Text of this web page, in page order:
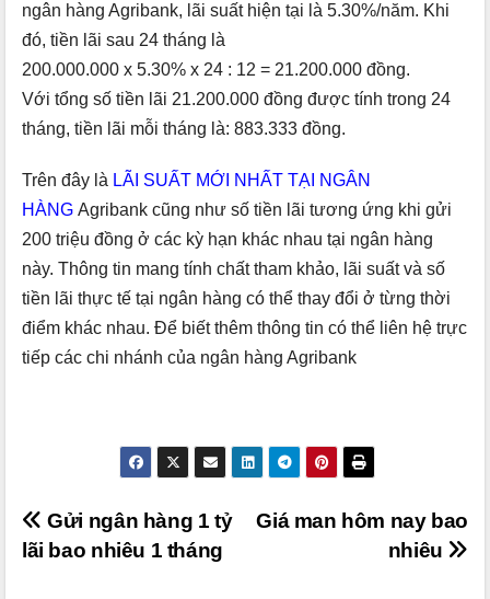
ngân hàng Agribank, lãi suất hiện tại là 5.30%/năm. Khi
đó, tiền lãi sau 24 tháng là
200.000.000 x 5.30% x 24 : 12 = 21.200.000 đồng.
Với tổng số tiền lãi 21.200.000 đồng được tính trong 24
tháng, tiền lãi mỗi tháng là: 883.333 đồng.
Trên đây là LÃI SUẤT MỚI NHẤT TẠI NGÂN
HÀNG Agribank cũng như số tiền lãi tương ứng khi gửi
200 triệu đồng ở các kỳ hạn khác nhau tại ngân hàng
này. Thông tin mang tính chất tham khảo, lãi suất và số
tiền lãi thực tế tại ngân hàng có thể thay đổi ở từng thời
điểm khác nhau. Để biết thêm thông tin có thể liên hệ trực
tiếp các chi nhánh của ngân hàng Agribank
Điều
hướng
bài
Giá man hôm nay bao
nhiêu
Gửi ngân hàng 1 tỷ
lãi bao nhiêu 1 tháng